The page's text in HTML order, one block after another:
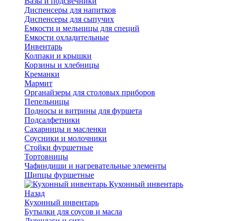
Диспенсеры для напитков
Диспенсеры для сыпучих
Емкости и мельницы для специй
Емкости охладительные
Инвентарь
Колпаки и крышки
Корзины и хлебницы
Креманки
Мармит
Органайзеры для столовых приборов
Пепельницы
Подносы и витрины для фуршета
Подсалфетники
Сахарницы и масленки
Соусники и молочники
Стойки фуршетные
Тортовницы
Чафиндиши и нагревательные элементы
Щипцы фуршетные
Кухонный инвентарь
Назад
Кухонный инвентарь
Бутылки для соусов и масла